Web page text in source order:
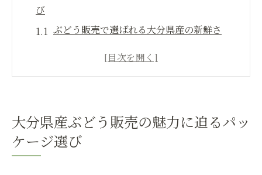
び
ぶどう販売で選ばれる大分県産の新鮮さ
産地直送ぶどう販売に最適な梱包方法とは
パッケージ選びで広がるぶどう販売の可能
大分県産ぶどう販売の魅力に迫るパッ
ケージ選び